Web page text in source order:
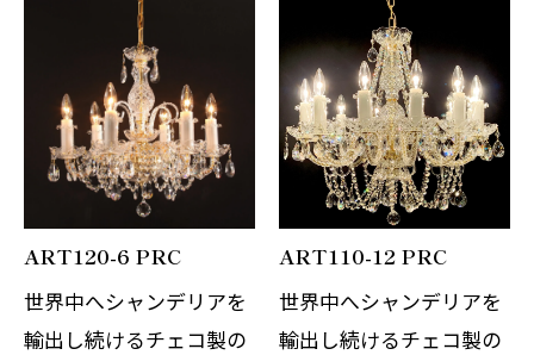
トの技術はまさに職人の
技術と伝統の賜物です。
光の屈折と反射を考慮し
デザインさ…
トの技術はまさに職人の
技術と伝統の賜物です。
光の屈折と反射を考慮し
デザインさ…
ART120-6 PRC
世界中へシャンデリアを
輸出し続けるチェコ製の
ART110-12 PRC
世界中へシャンデリアを
輸出し続けるチェコ製の